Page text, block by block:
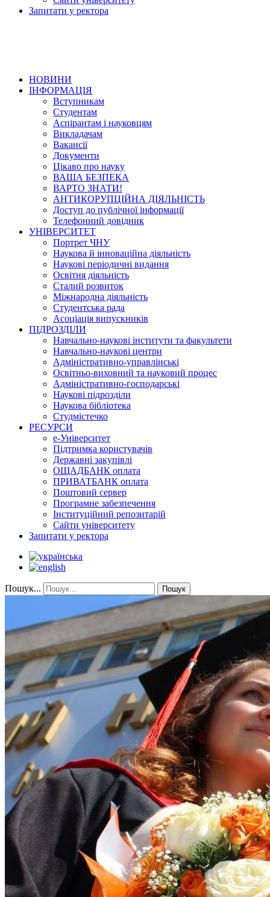
Запитати у ректора
НОВИНИ
ІНФОРМАЦІЯ
Вступникам
Студентам
Аспірантам і науковцям
Викладачам
Вакансії
Документи
Цікаво про науку
ВАША БЕЗПЕКА
ВАРТО ЗНАТИ!
АНТИКОРУПЦІЙНА ДІЯЛЬНІСТЬ
Доступ до публічної інформації
Телефонний довідник
УНІВЕРСИТЕТ
Портрет ЧНУ
Наукова й інноваційна діяльність
Наукові періодичні видання
Освітня діяльність
Сталий розвиток
Міжнародна діяльність
Студентська рада
Асоціація випускників
ПІДРОЗДІЛИ
Навчально-наукові інститути та факультети
Навчально-наукові центри
Адміністративно-управлінські
Освітньо-виховний та науковий процес
Адміністративно-господарські
Наукові підрозділи
Наукова бібліотека
Студмістечко
РЕСУРСИ
е-Університет
Підтримка користувачів
Державні закупівлі
ОЩАДБАНК оплата
ПРИВАТБАНК оплата
Поштовий сервер
Програмне забезпечення
Інституційний репозитарій
Сайти університету
Запитати у ректора
Пошук... Пошук